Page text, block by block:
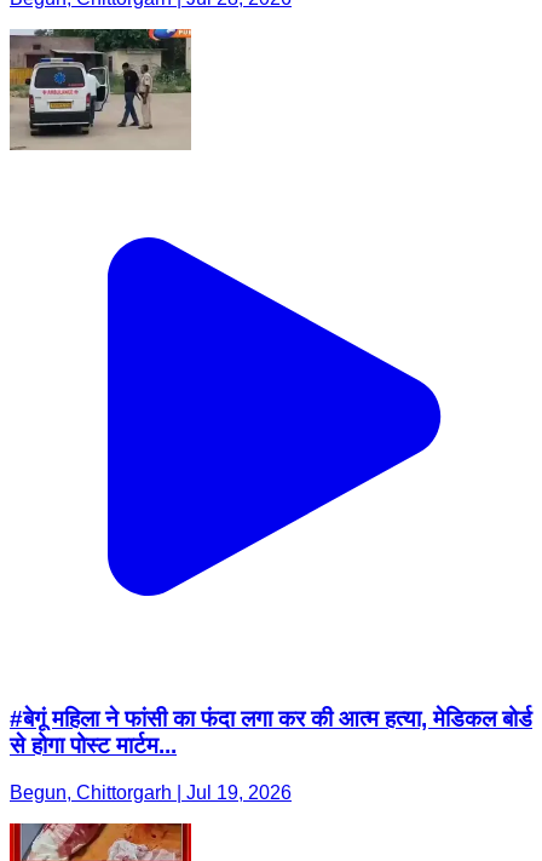
#बेगूं महिला ने फांसी का फंदा लगा कर की आत्म हत्या, मेडिकल बोर्ड
से होगा पोस्ट मार्टम...
Begun, Chittorgarh | Jul 19, 2026